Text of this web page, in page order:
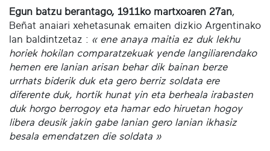
Egun batzu berantago, 1911ko martxoaren 27an,
Beñat anaiari xehetasunak emaiten dizkio Argentinako
lan baldintzetaz : « ene anaya maitia ez duk lekhu
horiek hokilan comparatzekuak yende langiliarendako
hemen ere lanian arisan behar dik bainan berze
urrhats biderik duk eta gero berriz soldata ere
diferente duk, hortik hunat yin eta berheala irabasten
duk horgo berrogoy eta hamar edo hiruetan hogoy
libera deusik jakin gabe lanian gero lanian ikhasiz
besala emendatzen die soldata »